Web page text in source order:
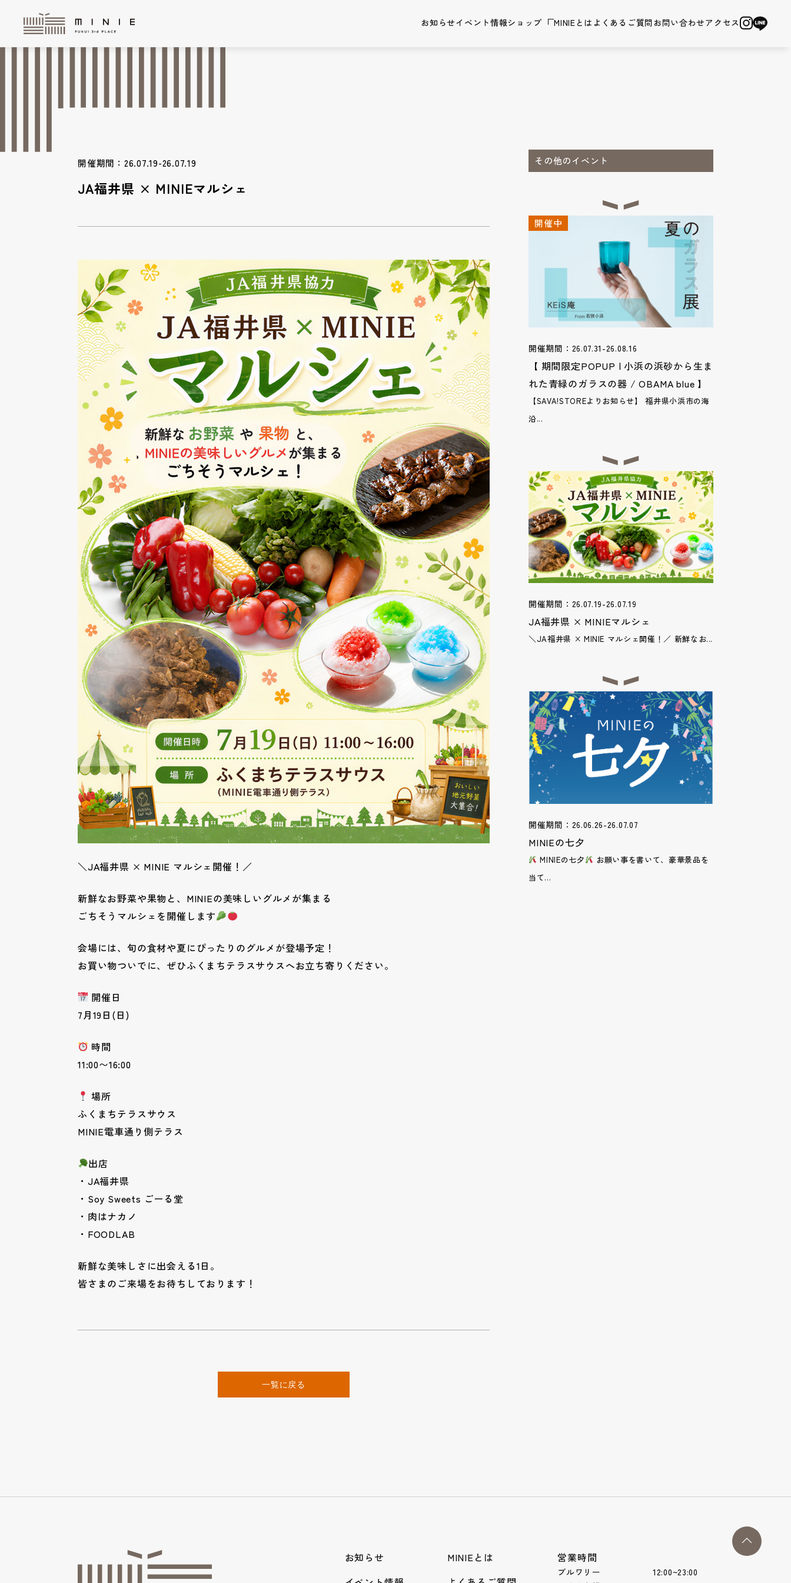
お知らせイベント情報ショップ MINIEとは よくあるご質問 お問い合わせアクセス
開催期間：26.07.19-26.07.19
JA福井県 × MINIEマルシェ
＼JA福井県 × MINIE マルシェ開催！／
新鮮なお野菜や果物と、MINIEの美味しいグルメが集まる
ごちそうマルシェを開催します
会場には、旬の食材や夏にぴったりのグルメが登場予定！
お買い物ついでに、ぜひふくまちテラスサウスへお立ち寄りください。
開催日
7月19日(日)
時間
11:00〜16:00
場所
ふくまちテラスサウス
MINIE電車通り側テラス
出店
・JA福井県
・Soy Sweets ごーる堂
・肉はナカノ
・FOODLAB
新鮮な美味しさに出会える1日。
皆さまのご来場をお待ちしております！
一覧に戻る
その他のイベント
開催中
開催期間：26.07.31-26.08.16
【 期間限定POPUP | 小浜の浜砂から生ま
れた青緑のガラスの器 / OBAMA blue 】
【SAVA!STOREよりお知らせ】 福井県小浜市の海
沿...
開催期間：26.07.19-26.07.19
JA福井県 × MINIEマルシェ
＼JA福井県 × MINIE マルシェ開催！／ 新鮮なお...
開催期間：26.06.26-26.07.07
MINIEの七夕
MINIEの七夕
お願い事を書いて、豪華景品を
当て...
お知らせ
MINIEとは
営業時間
ブルワリー 12:00~23:00